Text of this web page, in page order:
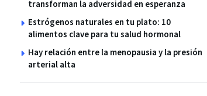
transforman la adversidad en esperanza
Estrógenos naturales en tu plato: 10
alimentos clave para tu salud hormonal
Hay relación entre la menopausia y la presión
arterial alta